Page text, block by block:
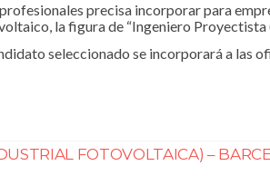
precisa incorporar para
la figura de “Ingeniero Proyectista
seleccionado se incorporará a las
FOTOVOLTAICA) –